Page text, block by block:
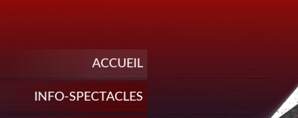
ACCUEIL
INFO-SPECTACLES